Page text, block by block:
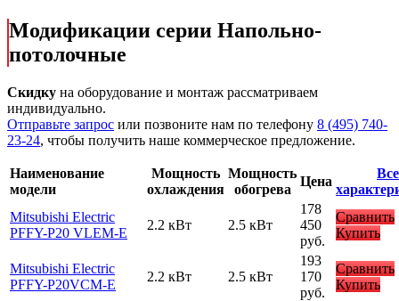
Модификации серии Напольно-
потолочные
Скидку на оборудование и монтаж рассматриваем
индивидуально.
Отправьте запрос или позвоните нам по телефону 8 (495) 740-
23-24, чтобы получить наше коммерческое предложение.
Наименование
модели
Мощность
охлаждения
Мощность
обогрева
Цена
Все
Mitsubishi Electric
PFFY-P20 VLEM-E
2.2 кВт 2.5 кВт
178
450
руб.
Сравнить
Купить
Mitsubishi Electric
PFFY-P20VCM-E
2.2 кВт 2.5 кВт
193
170
руб.
Сравнить
Купить